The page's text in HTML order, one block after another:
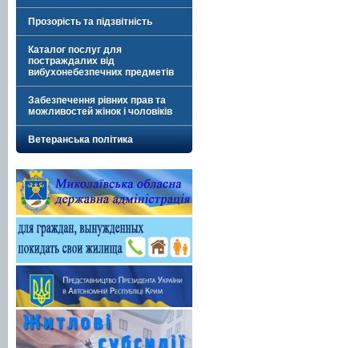
Прозорість та підзвітність
Каталог послуг для
постраждалих від
вибухонебезпечних предметів
Забезпечення рівних прав та
можливостей жінок і чоловіків
Ветеранська політика